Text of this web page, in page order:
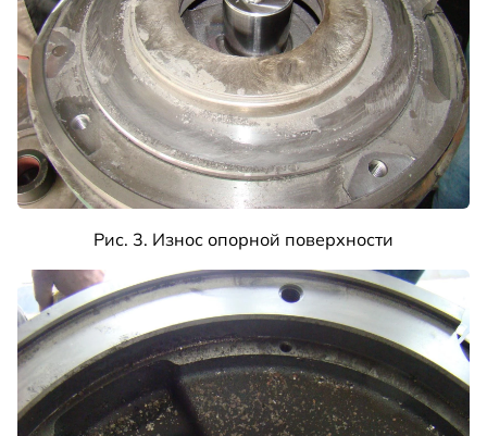
Рис. 3. Износ опорной поверхности